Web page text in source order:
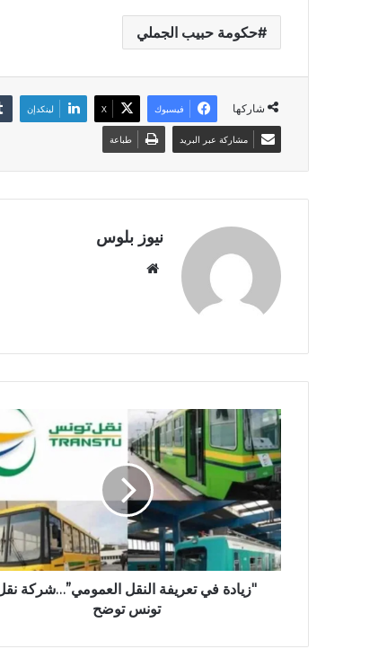
حكومة حبيب الجملي
شاركها فيسبوك X لينكدإن
مشاركة عبر البريد طباعة
نيوز بلوس
"زيادة في تعريفة النقل العمومي”…شركة
تونس توضح